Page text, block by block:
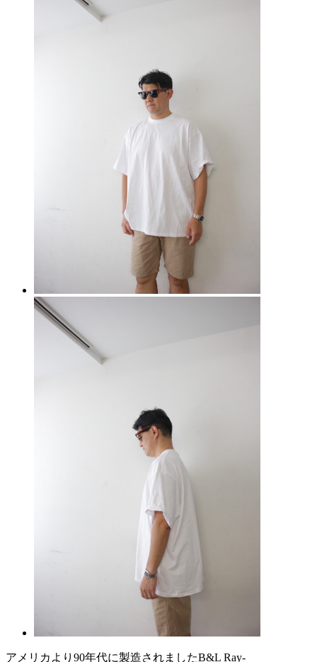
アメリカより90年代に製造されましたB&L Ray-